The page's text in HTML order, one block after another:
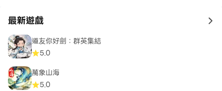
最新遊戲 to
道友你好劍：群英集結
5.0
萬象山海
5.0